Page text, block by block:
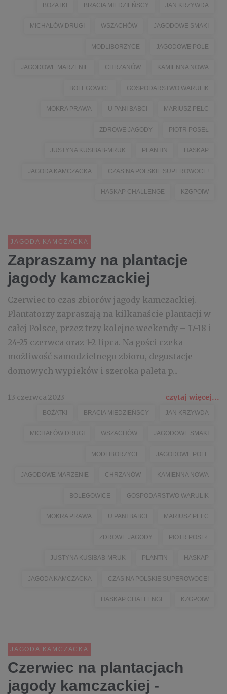
BOŻATKI BRACIA MIEDZIEŃSCY JAN KRZYWDA
MICHAŁÓW DRUGI WSZACHÓW JAGODOWE SMAKI
MODLIBORZYCE JAGODOWE POLE
JAGODOWE MARZENIE CHRZANÓW KAMIENNA NOWA
BOLEGOWICE GOSPODARSTWO WARULIK
MOKRA PRAWA U PANI BABCI MARIUSZ PELC
ZDROWE JAGODY PIOTR POSEŁ
JUSTYNA KUSIBAB-MRUK PLANTIN HASKAP
JAGODA KAMCZACKA CZAS NA POLSKIE SUPEROWOCE!
HASKAP CHALLENGE KZGPOIW
JAGODA KAMCZACKA
Zapraszamy na plantacje
jagody kamczackiej
Czerwiec to czas zbiorów jagody kamczackiej.
Plantatorzy zapraszają na kilkanaście plantacji w
całej Polsce, przez trzy kolejne weekendy – 17-18 i
24-25 czerwca oraz 1-2 lipca. Na gości czeka
możliwość samodzielnego zbioru, degustacje
domowych wypieków i szeroka paleta p...
13 czerwca 2023 czytaj więcej...
BOŻATKI BRACIA MIEDZIEŃSCY JAN KRZYWDA
MICHAŁÓW DRUGI WSZACHÓW JAGODOWE SMAKI
MODLIBORZYCE JAGODOWE POLE
JAGODOWE MARZENIE CHRZANÓW KAMIENNA NOWA
BOLEGOWICE GOSPODARSTWO WARULIK
MOKRA PRAWA U PANI BABCI MARIUSZ PELC
ZDROWE JAGODY PIOTR POSEŁ
JUSTYNA KUSIBAB-MRUK PLANTIN HASKAP
JAGODA KAMCZACKA CZAS NA POLSKIE SUPEROWOCE!
HASKAP CHALLENGE KZGPOIW
JAGODA KAMCZACKA
Czerwiec na plantacjach
jagody kamczackiej -